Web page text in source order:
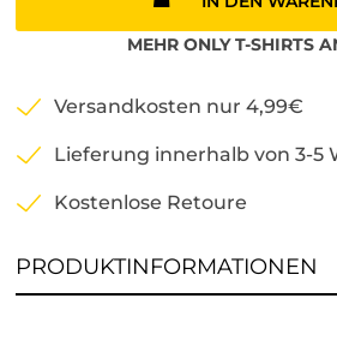
MEHR ONLY T-SHIRTS
Versandkosten nur 4,99€
Lieferung innerhalb von 3-5
Kostenlose Retoure
PRODUKTINFORMATIONEN